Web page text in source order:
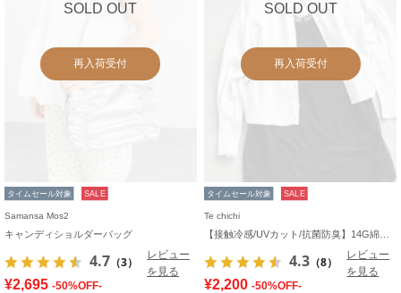
SOLD OUT
再入荷受付
タイムセール対象 SALE
Samansa Mos2
キャンディショルダーバッグ
4.7 （3）
レビュー
を見る
¥2,695 -50%OFF-
SOLD OUT
再入荷受付
タイムセール対象 SALE
Te chichi
4.3 （8）
レビュー
を見る
¥2,200 -50%OFF-